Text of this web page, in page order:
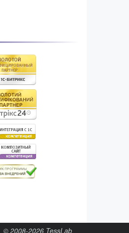
© 2008-2026 TessLab